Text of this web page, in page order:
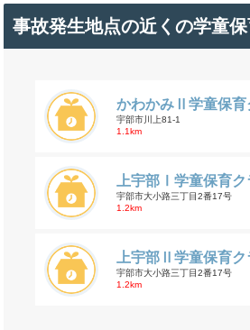
事故発生地点の近くの学童
かわかみⅡ学童保育
宇部市川上81-1
1.1km
上宇部Ⅰ学童保育ク
宇部市大小路三丁目2番17号
1.2km
上宇部Ⅱ学童保育ク
宇部市大小路三丁目2番17号
1.2km